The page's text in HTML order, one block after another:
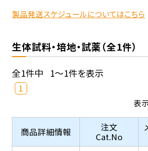
製品発送スケジュールについてはこちら
生体試料・培地・試薬（全1件）
全1件中 1～1件を表示
1
表
商品詳細情報
注文
Cat.No